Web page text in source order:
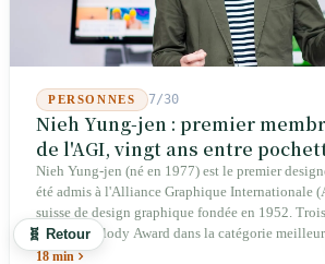
deuxième usine dans l'Ohio.
PERSONNES 7/30
Nieh Yung-jen : premier
de l'AGI, vingt ans entre
et systèmes d'identité
Nieh Yung-jen (né en 1977) est le premier
été admis à l'Alliance Graphique Internationale
suisse de design graphique fondée en 1952.
Golden Melody Award dans la catégorie
a conçu des couvertures pour la musique pop
18 min
🧬 Retour